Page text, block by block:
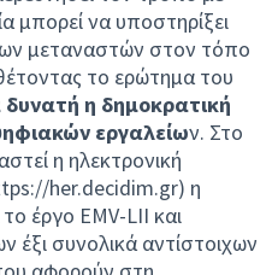
μπορεί να υποστηρίξει
μεταναστών στον τόπο
το ερώτημα του
η δημοκρατική
εργαλείων. Στο
η ηλεκτρονική
her.decidim.gr) η
έργο EMV-LII και
έξι συνολικά αντίστοιχων